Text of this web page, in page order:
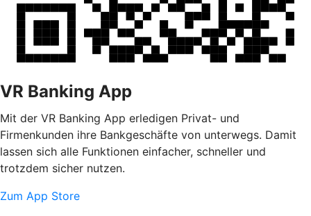
VR Banking App
Mit der VR Banking App erledigen Privat- und
Firmenkunden ihre Bankgeschäfte von unterwegs. Damit
lassen sich alle Funktionen einfacher, schneller und
trotzdem sicher nutzen.
Zum App Store